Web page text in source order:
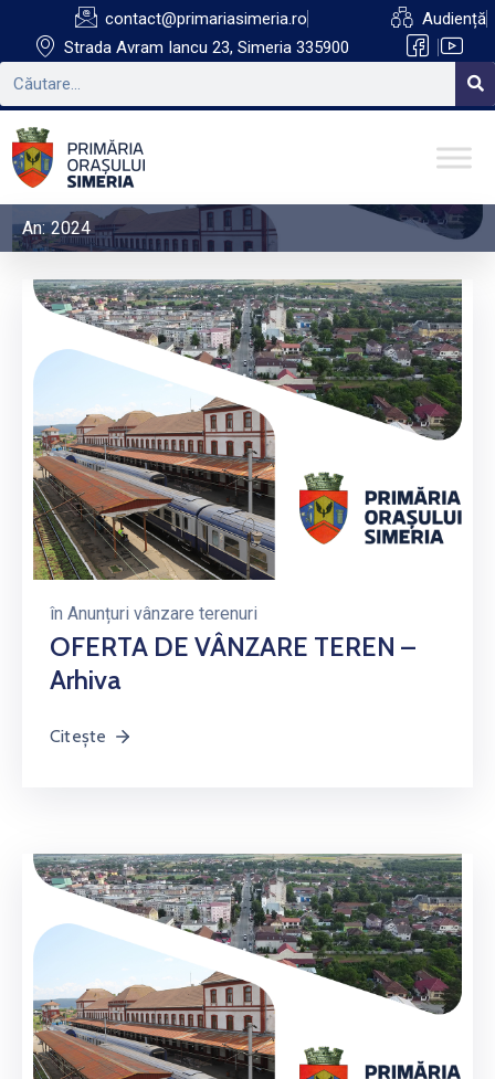
contact@primariasimeria.ro
Strada Avram Iancu 23, Simeria 335900
Audiență
An:2024
în Anunțuri vânzare terenuri
OFERTA DE VÂNZARE TEREN –
Arhiva
Citește